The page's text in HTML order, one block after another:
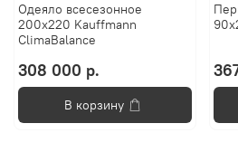
Одеяло всесезонное
200х220 Kauffmann
ClimaBalance
308 000 р.
В корзину